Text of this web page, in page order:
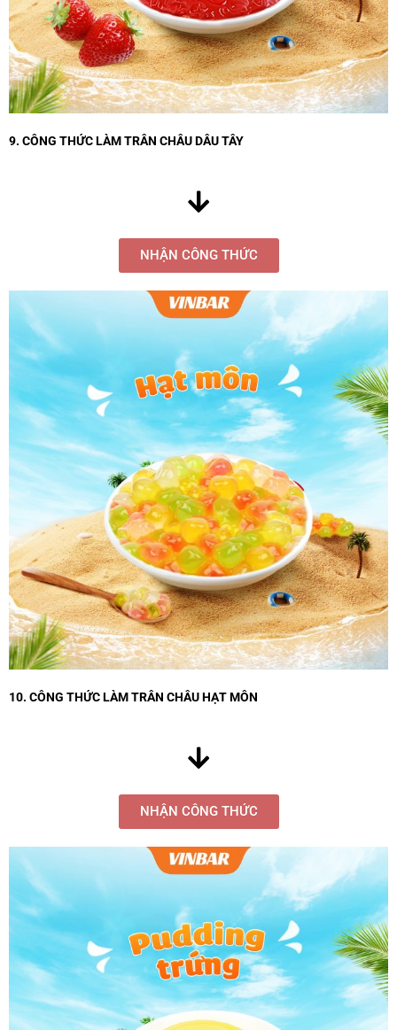
9. CÔNG THỨC LÀM TRÂN CHÂU DÂU TÂY
NHẬN CÔNG THỨC
10. CÔNG THỨC LÀM TRÂN CHÂU HẠT MÔN
NHẬN CÔNG THỨC